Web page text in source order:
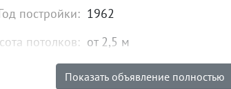
постройки: 1962
потолков: от 2,5 м
Газ:
Показать объявление полностью